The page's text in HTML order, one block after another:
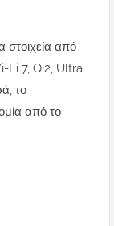
από
Fi 7, Qi2, Ultra
το
από το